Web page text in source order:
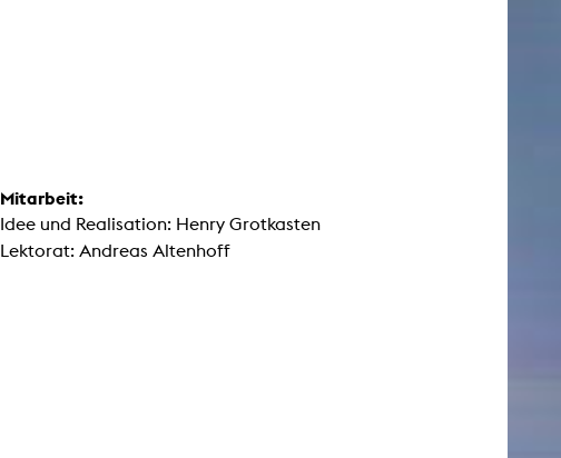
Mitarbeit:
Idee und Realisation: Henry Grotkasten
Lektorat: Andreas Altenhoff